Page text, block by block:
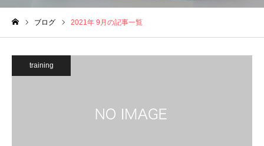
ブログ 2021年 9月の記事一覧
training